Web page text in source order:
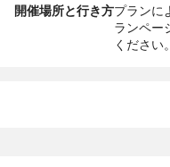
開催場所と行き方プランに
ランペー
ください。